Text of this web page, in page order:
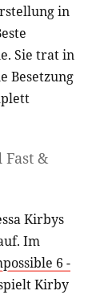
in
Sie trat in
Besetzung
&
Kirbys
Im
6 -
Kirby